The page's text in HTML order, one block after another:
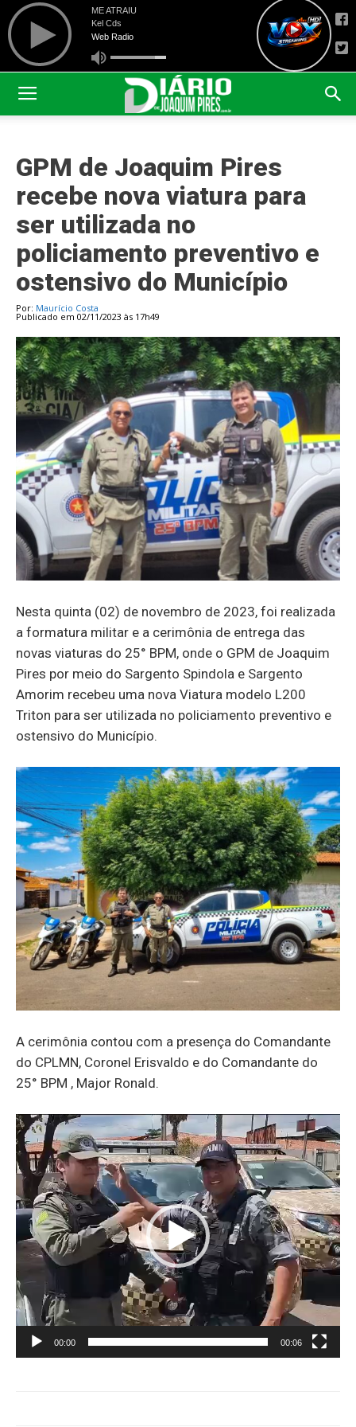
GPM de Joaquim Pires
recebe nova viatura para
ser utilizada no
policiamento preventivo e
ostensivo do Município
Por: Maurício Costa
Publicado em 02/11/2023 às 17h49
Nesta quinta (02) de novembro de 2023, foi realizada
a formatura militar e a cerimônia de entrega das
novas viaturas do 25° BPM, onde o GPM de Joaquim
Pires por meio do Sargento Spindola e Sargento
Amorim recebeu uma nova Viatura modelo L200
Triton para ser utilizada no policiamento preventivo e
ostensivo do Município.
A cerimônia contou com a presença do Comandante
do CPLMN, Coronel Erisvaldo e do Comandante do
25° BPM , Major Ronald.
Tocador
de
vídeo
00:00 00:06